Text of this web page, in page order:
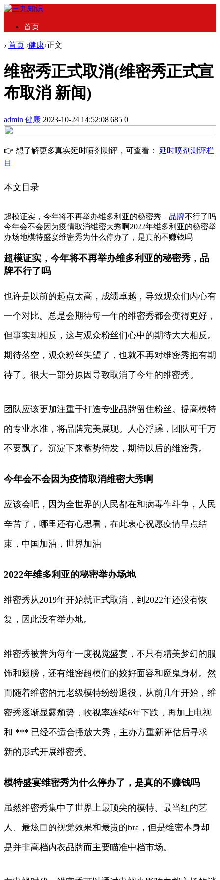
首页
› 首页 ›健康›正文
维密秀正式取消(维密秀正式宣
布取消 新闻)
admin 健康 2023-10-24 14:52:08 685 0
👉 想了解更多真实延时喷剂测评，可查看： 延时喷剂测评栏
目
本文目录
超模证实，今年将不再举办维多利亚的秘密秀， 品牌不行了吗
今年会不会因为疫情取消维密大秀啊2022年维多利亚的秘密举
办场地模特盛宴维密秀为什么停办了，是真的不赚钱吗
超模证实，今年将不再举办维多利亚的秘密秀，品
牌不行了吗
也许是以前的起点太高，成绩卓越，导致观众们内心有
一个对比。总是会期待每一年的维密秀都会变得更好，
但事实却相反，这与观众粉丝们心中的期待大大相反。
期待落空，观众粉丝失望了，也就不再对维密秀抱有期
待了。很大一部分原因导致取消了今年的维密秀。
团队应该更加注重于打造专业品牌留住粉丝。提高模特
的专业水准，将品牌完美展现。人心浮躁，团队可千万
不要飘了。沉淀下来蓄势待发，期待以后的维密秀。
今年会不会因为疫情取消维密大秀啊
应该会吧，因为全世界的人民都在和病毒作斗争，人民
辛苦了，哪里还有心思看，在此衷心祝愿疫情早点结
束，中国加油，世界加油
2022年维多利亚的秘密举办场地
维密秀从2019年开始就正式取消，到2022年还没有恢
复，因此没有举办地。
维密秀被誉为每年一度视觉盛宴，不只有精美梦幻的服
饰和翅膀，还有维密超模们的姣好面容和魔鬼身材。然
而随着维密的元老级模特纷纷退役，从前几年开始，维
密秀逐渐显露颓势，收视率连续6年下跌，再加上电视
和 *** 已经不适合播放大秀，主办方重新评估后寻求
新的形式开展维密秀。
模特盛宴维密秀为什么停办了，是真的不赚钱吗
虽然维密秀集中了世界上最顶尖的模特、最当红的艺
人、最炫目的视觉效果和最贵的bra，但是维密本身却
是并非高档内衣品牌而主要瞄准中档市场。